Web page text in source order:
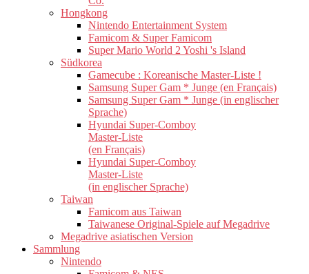
Hongkong
Nintendo Entertainment System
Famicom & Super Famicom
Super Mario World 2 Yoshi 's Island
Südkorea
Gamecube : Koreanische Master-Liste !
Samsung Super Gam * Junge (en Français)
Samsung Super Gam * Junge (in englischer
Sprache)
Hyundai Super-Comboy
Master-Liste
(en Français)
Hyundai Super-Comboy
Master-Liste
(in englischer Sprache)
Taiwan
Famicom aus Taiwan
Taiwanese Original-Spiele auf Megadrive
Megadrive asiatischen Version
Sammlung
Nintendo